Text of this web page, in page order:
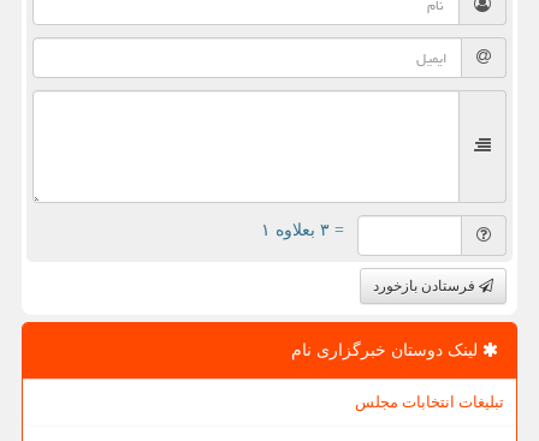
= ۳ بعلاوه ۱
فرستادن بازخورد
لینک دوستان خبرگزاری نام
تبلیغات انتخابات مجلس